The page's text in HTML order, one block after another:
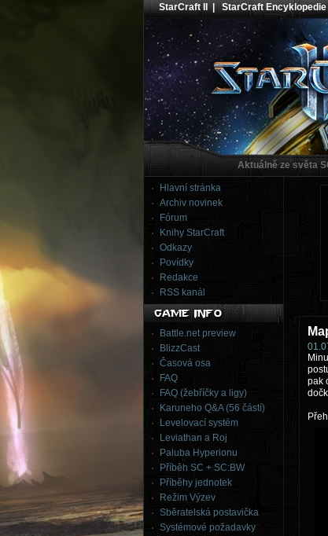
StarCraft II |StarCraft Encyklopedie
Aktuálně ze světa
Hlavní stránka
Archiv novinek
Fórum
Knihy StarCraft
Odkazy
Povídky
Redakce
RSS kanál
Battle.net preview
BlizzCast
Časová osa
FAQ
FAQ (žebříčky a ligy)
Karuneho Q&A (56 částí)
Levelovací systém
Leviathan a Roj
Paluba Hyperionu
Příběh SC + SC:BW
Příběhy jednotek
Režim Výzev
Sběratelská postavička
Systémové požadavky
pak